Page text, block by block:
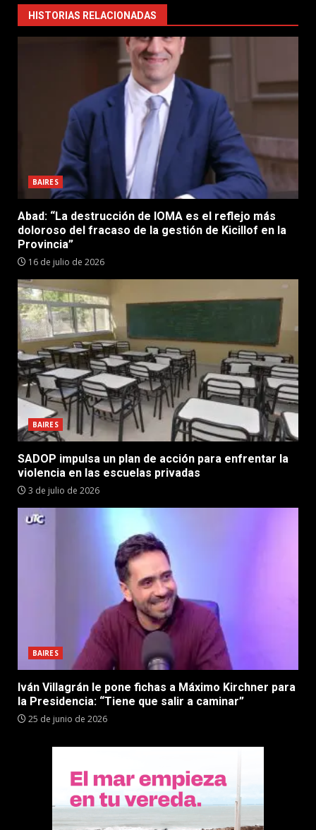
HISTORIAS RELACIONADAS
BAIRES
Abad: “La destrucción de IOMA es el reflejo más
doloroso del fracaso de la gestión de Kicillof en la
Provincia”
16 de julio de 2026
BAIRES
SADOP impulsa un plan de acción para enfrentar la
violencia en las escuelas privadas
3 de julio de 2026
BAIRES
Iván Villagrán le pone fichas a Máximo Kirchner para
la Presidencia: “Tiene que salir a caminar”
25 de junio de 2026